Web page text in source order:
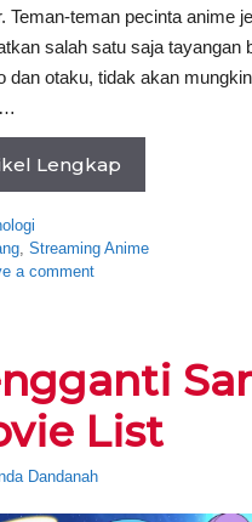
Teman-teman pecinta anime
salah satu saja tayangan
dan otaku, tidak akan
Lengkap
,Streaming Anime
a comment
List
Dandanah